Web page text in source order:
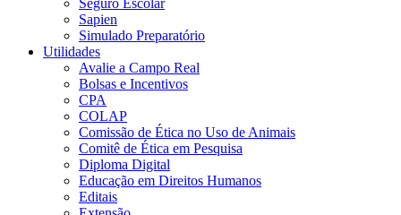
Sapien
Simulado Preparatório
Utilidades
Avalie a Campo Real
Bolsas e Incentivos
CPA
COLAP
Comissão de Ética no Uso de Animais
Comitê de Ética em Pesquisa
Diploma Digital
Educação em Direitos Humanos
Editais